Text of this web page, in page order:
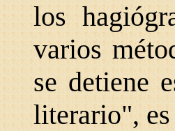
los
varios
se detiene
literario",